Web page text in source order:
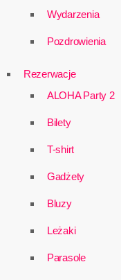
Wydarzenia
Pozdrowienia
Rezerwacje
ALOHA Party 2
Bilety
T-shirt
Gadżety
Bluzy
Leżaki
Parasole